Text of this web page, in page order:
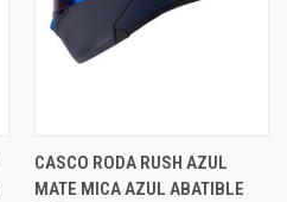
CASCO RODA RUSH AZUL
MATE MICA AZUL ABATIBLE